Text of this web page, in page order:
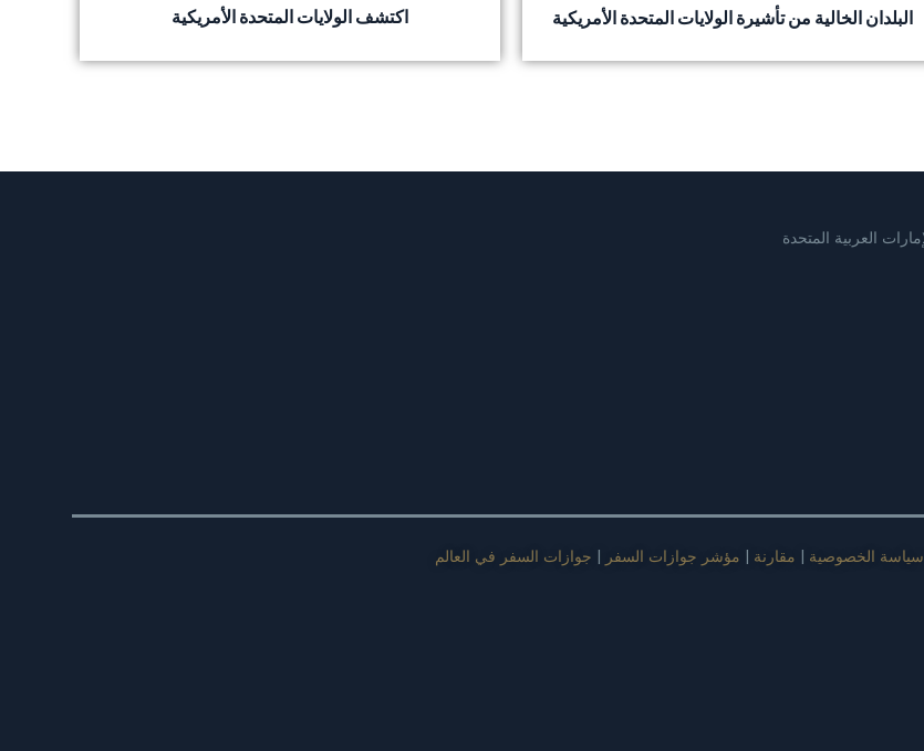
البلدان الخالية من تأشيرة الولايات المتحدة الأمريكية اكتشف الولايات المتحدة الأمريكية
سياسة الخصوصية | مقارنة | مؤشر جوازات السفر | جوازات السفر في العالم